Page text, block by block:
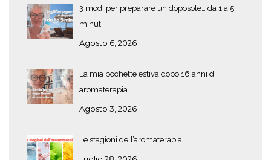
3 modi per preparare un doposole… da 1 a 5
minuti
Agosto 6, 2026
La mia pochette estiva dopo 16 anni di
aromaterapia
Agosto 3, 2026
Le stagioni dell’aromaterapia